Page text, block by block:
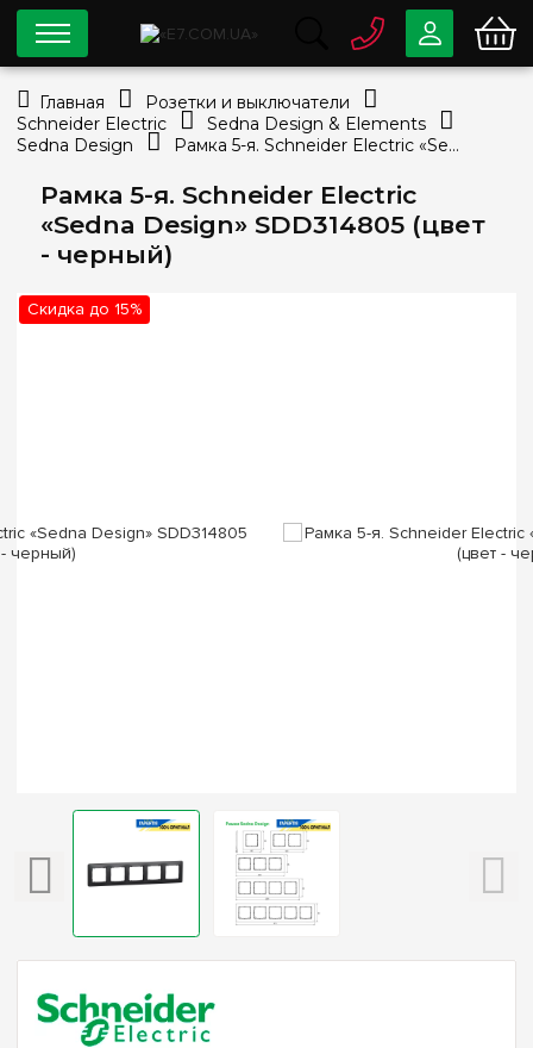
Рамка 5-я. Schneider Electric
«Sedna Design» SDD314805 (цвет
- черный)
Скидка до 15%
0 80033-63-07
info@e7.com.ua
044 334-79-78
Viber Telegram
Главная
Розетки и выключатели
Schneider Electric
Sedna Design & Elements
Sedna Design
Рамка 5-я. Schneider Electric «Sedna Design» SDD314805 (цвет - черный)